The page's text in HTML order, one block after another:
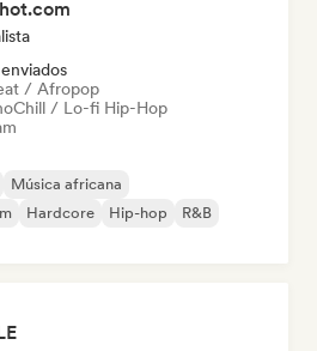
/ Afropop
Chill / Lo-fi Hip-Hop
Música africana
Hardcore Hip-hop
R&B